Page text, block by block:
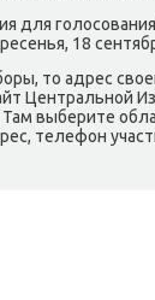
для
18
тο адрес
Центральной
выберите
телефон